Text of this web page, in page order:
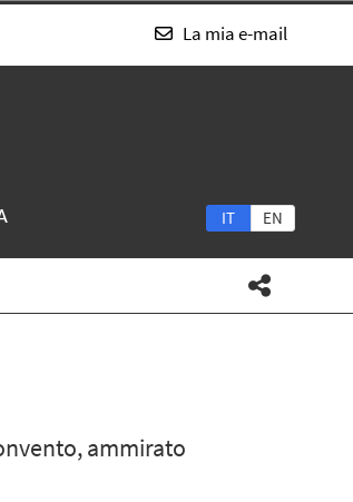
La mia e-mail
IT EN
ammirato